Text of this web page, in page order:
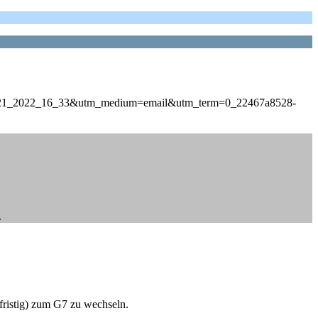
zum G7 zu wechseln.